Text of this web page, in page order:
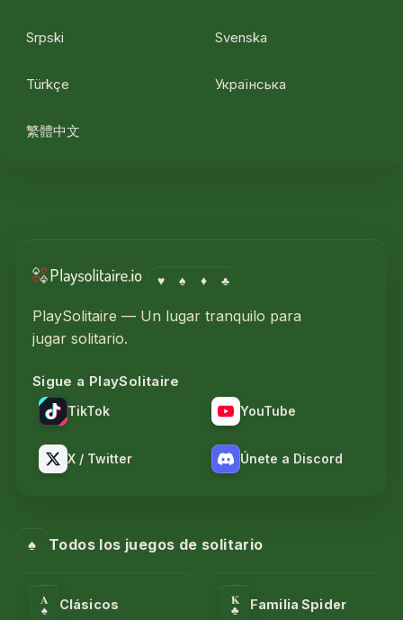
Srpski Svenska
Türkçe Українська
繁體中文
♥ ♠ ♦ ♣
PlaySolitaire — Un lugar tranquilo para
jugar solitario.
Sigue a PlaySolitaire
TikTok YouTube
X / Twitter Únete a Discord
♠ Todos los juegos de solitario
A
♠ Clásicos K
♣ Familia Spider